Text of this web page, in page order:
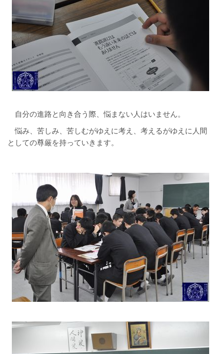
自分の進路と向き合う際、悩まない人はいません。
悩み、苦しみ、苦しむがゆえに考え、考えるがゆえに人間
としての尊厳を持っていきます。